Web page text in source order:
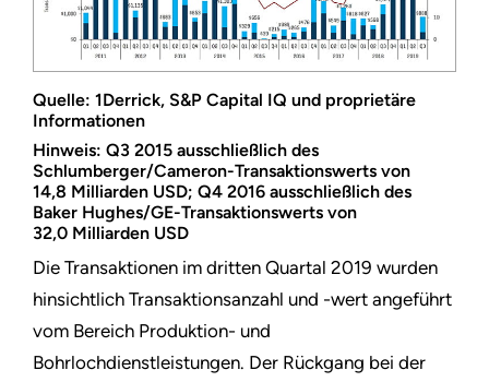
Quelle: 1Derrick, S&P Capital IQ und proprietäre
Informationen
Hinweis: Q3 2015 ausschließlich des
Schlumberger/Cameron-Transaktionswerts von
14,8 Milliarden USD; Q4 2016 ausschließlich des
Baker Hughes/GE-Transaktionswerts von
32,0 Milliarden USD
Die Transaktionen im dritten Quartal 2019 wurden
hinsichtlich Transaktionsanzahl und -wert angeführt
vom Bereich Produktion- und
Bohrlochdienstleistungen. Der Rückgang bei der